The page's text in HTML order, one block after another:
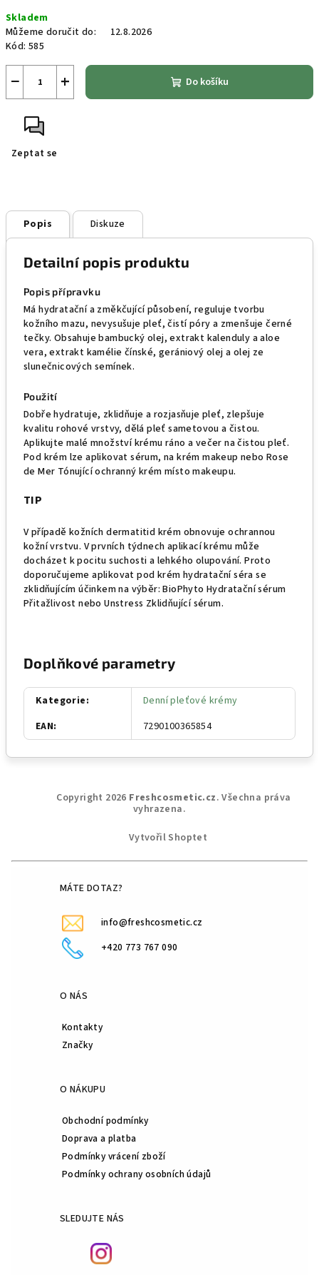
cena:
Skladem
Můžeme doručit do:
12.8.2026
Kód: 585
+
− Do košíku
Zeptat se
Popis Diskuze
Detailní popis produktu
Popis přípravku
Má hydratační a změkčující působení, reguluje tvorbu
kožního mazu, nevysušuje pleť, čistí póry a zmenšuje černé
tečky. Obsahuje bambucký olej, extrakt kalenduly a aloe
vera, extrakt kamélie čínské, gerániový olej a olej ze
slunečnicových semínek.
Použití
Dobře hydratuje, zklidňuje a rozjasňuje pleť, zlepšuje
kvalitu rohové vrstvy, dělá pleť sametovou a čistou.
Aplikujte malé množství krému ráno a večer na čistou pleť.
Pod krém lze aplikovat sérum, na krém makeup nebo Rose
de Mer Tónující ochranný krém místo makeupu.
TIP
V případě kožních dermatitid krém obnovuje ochrannou
kožní vrstvu. V prvních týdnech aplikací krému může
docházet k pocitu suchosti a lehkého olupování. Proto
doporučujeme aplikovat pod krém hydratační séra se
zklidňujícím účinkem na výběr: BioPhyto Hydratační sérum
Přitažlivost nebo Unstress Zklidňující sérum.
Doplňkové parametry
Kategorie:
Denní pleťové krémy
EAN: 7290100365854
Copyright 2026 Freshcosmetic.cz. Všechna práva
vyhrazena.
Vytvořil Shoptet
MÁTE DOTAZ?
info@freshcosmetic.cz
+420 773 767 090
O NÁS
Kontakty
Značky
O NÁKUPU
Obchodní podmínky
Doprava a platba
Podmínky vrácení zboží
Podmínky ochrany osobních údajů
SLEDUJTE NÁS